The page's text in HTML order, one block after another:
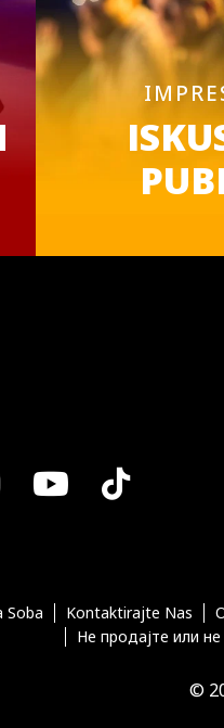
InstagramYouTube
Tiktok
Soba Kontaktirajte Nas
Не продајте или
©